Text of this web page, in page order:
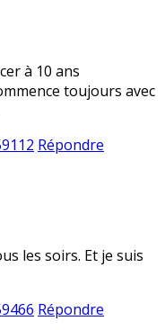
à 10 ans
toujours avec
Répondre
les soirs. Et je suis
Répondre